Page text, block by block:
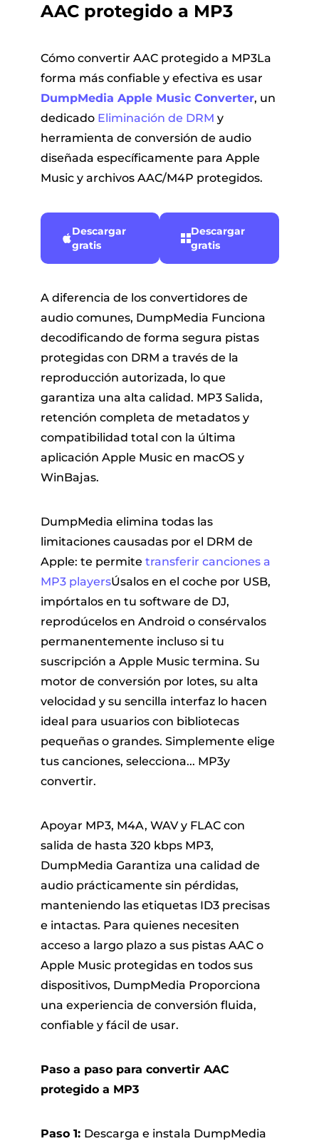
AAC protegido a MP3
Cómo convertir AAC protegido a MP3La
forma más confiable y efectiva es usar
DumpMedia Apple Music Converter, un
dedicado Eliminación de DRM y
herramienta de conversión de audio
diseñada específicamente para Apple
Music y archivos AAC/M4P protegidos.
Descargar
gratis
Descargar
gratis
A diferencia de los convertidores de
audio comunes, DumpMedia Funciona
decodificando de forma segura pistas
protegidas con DRM a través de la
reproducción autorizada, lo que
garantiza una alta calidad. MP3 Salida,
retención completa de metadatos y
compatibilidad total con la última
aplicación Apple Music en macOS y
WinBajas.
DumpMedia elimina todas las
limitaciones causadas por el DRM de
Apple: te permite transferir canciones a
MP3 playersÚsalos en el coche por USB,
impórtalos en tu software de DJ,
reprodúcelos en Android o consérvalos
permanentemente incluso si tu
suscripción a Apple Music termina. Su
motor de conversión por lotes, su alta
velocidad y su sencilla interfaz lo hacen
ideal para usuarios con bibliotecas
pequeñas o grandes. Simplemente elige
tus canciones, selecciona... MP3y
convertir.
Apoyar MP3, M4A, WAV y FLAC con
salida de hasta 320 kbps MP3,
DumpMedia Garantiza una calidad de
audio prácticamente sin pérdidas,
manteniendo las etiquetas ID3 precisas
e intactas. Para quienes necesiten
acceso a largo plazo a sus pistas AAC o
Apple Music protegidas en todos sus
dispositivos, DumpMedia Proporciona
una experiencia de conversión fluida,
confiable y fácil de usar.
Paso a paso para convertir AAC
protegido a MP3
Paso 1: Descarga e instala DumpMedia